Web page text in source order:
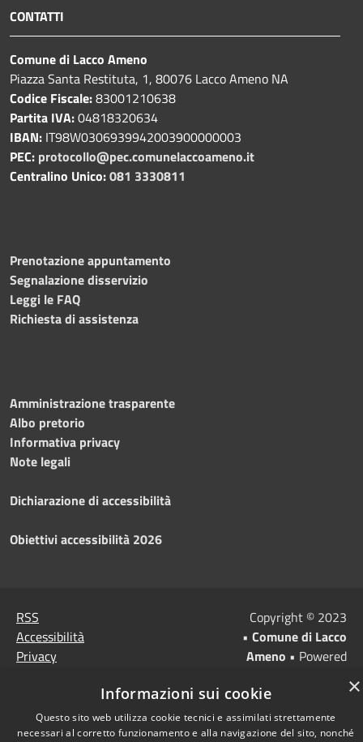
CONTATTI
Comune di Lacco Ameno
Piazza Santa Restituta, 1, 80076 Lacco Ameno NA
Codice Fiscale:83001210638
Partita IVA:04818320634
IBAN: IT98W0306939942003900000003
PEC: protocollo@pec.comunelaccoameno.it
Centralino Unico:081 3330811
Prenotazione appuntamento
Segnalazione disservizio
Leggi le FAQ
Richiesta di assistenza
Amministrazione trasparente
Albo pretorio
Informativa privacy
Note legali
Dichiarazione di accessibilità
Obiettivi accessibilità 2026
RSS
Accessibilità
Privacy
Copyright © 2023
• Comune di Lacco
Ameno • Powered
×
Informazioni sui cookie
Questo sito web utilizza cookie tecnici e assimilati strettamente
necessari al corretto funzionamento e alla navigazione del sito, nonché